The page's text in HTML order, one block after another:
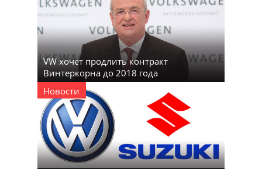
VW хочет продлить контракт
Винтеркорна до 2018 года
Новости